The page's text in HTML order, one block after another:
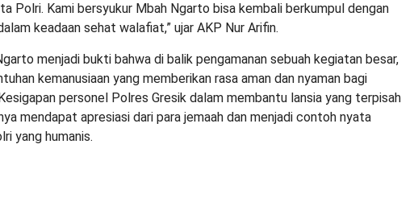
Polri. Kami bersyukur Mbah Ngarto bisa kembali berkumpul dengan
keadaan sehat walafiat,” ujar AKP Nur Arifin.
menjadi bukti bahwa di balik pengamanan sebuah kegiatan besar,
kemanusiaan yang memberikan rasa aman dan nyaman bagi
personel Polres Gresik dalam membantu lansia yang terpisah
mendapat apresiasi dari para jemaah dan menjadi contoh nyata
yang humanis.